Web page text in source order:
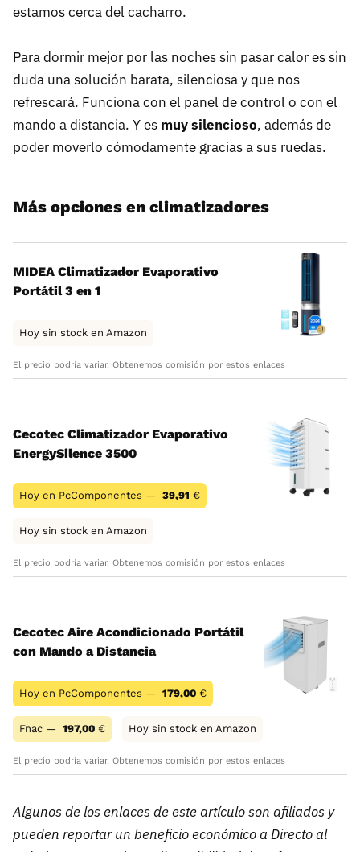
estamos cerca del cacharro.
Para dormir mejor por las noches sin pasar calor es sin
duda una solución barata, silenciosa y que nos
refrescará. Funciona con el panel de control o con el
mando a distancia. Y es muy silencioso, además de
poder moverlo cómodamente gracias a sus ruedas.
Más opciones en climatizadores
MIDEA Climatizador Evaporativo
Portátil 3 en 1
Hoy sin stock en Amazon
El precio podría variar. Obtenemos comisión por estos enlaces
Cecotec Climatizador Evaporativo
EnergySilence 3500
Hoy en PcComponentes — 39,91 €
Hoy sin stock en Amazon
El precio podría variar. Obtenemos comisión por estos enlaces
Cecotec Aire Acondicionado Portátil
con Mando a Distancia
Hoy en PcComponentes — 179,00 €
Fnac — 197,00 € Hoy sin stock en Amazon
El precio podría variar. Obtenemos comisión por estos enlaces
Algunos de los enlaces de este artículo son afiliados y
pueden reportar un beneficio económico a Directo al